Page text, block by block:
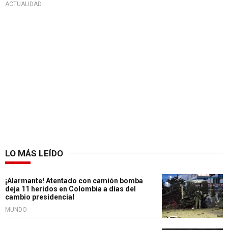
ACTUALIDAD
LO MÁS LEÍDO
¡Alarmante! Atentado con camión bomba
deja 11 heridos en Colombia a días del
cambio presidencial
MUNDO